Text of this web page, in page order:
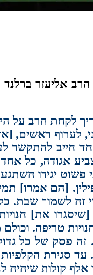
הרב אליעזר
לקחת חרב על
לערוף ראשים,
חייב
אגודה, כל
פשוט יגידו
[הם אמרו]
זה לשמור שבת.
את]
טריפה.
זה פסק של כל
סגירת
קולות שיהיה